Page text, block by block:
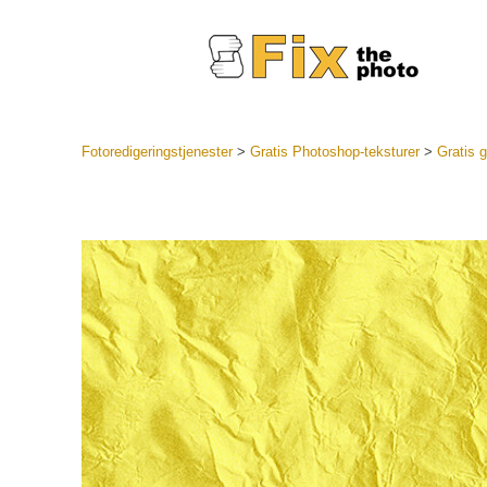
LR
samlinger
Beste
Mobile
Fotoredigeringstjenester> Gratis Photoshop-teksturer> Gratis